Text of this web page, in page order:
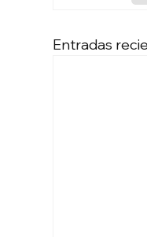
Entradas